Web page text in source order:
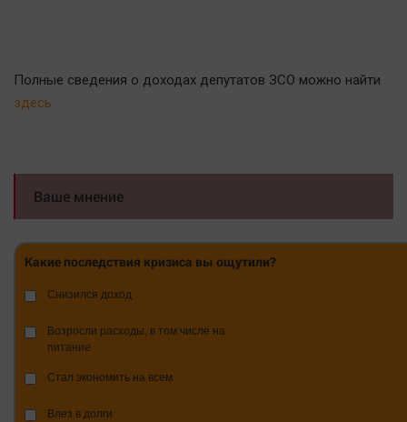
Полные сведения о доходах депутатов ЗСО можно найти
здесь
Ваше мнение
Какие последствия кризиса вы ощутили?
Снизился доход
Возросли расходы, в том числе на
питание
Стал экономить на всем
Влез в долги